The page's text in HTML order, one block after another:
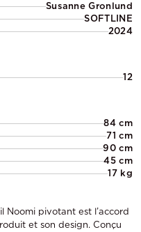
Susanne Gronlund
SOFTLINE
2024
12
84 cm
71 cm
90 cm
45 cm
17 kg
Noomi pivotant est l’accord
et son design. Conçu